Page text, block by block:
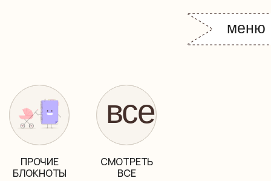
все
ПРОЧИЕ
БЛОКНОТЫ
СМОТРЕТЬ
ВСЕ